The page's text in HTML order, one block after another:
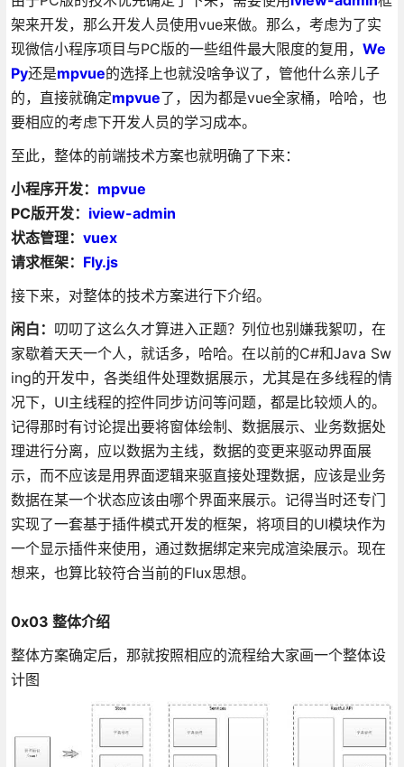
架来开发，那么开发人员使用vue来做。那么，考虑为了实
现微信小程序项目与PC版的一些组件最大限度的复用， We
Py还是mpvue的选择上也就没啥争议了，管他什么亲儿子
的，直接就确定mpvue了，因为都是vue全家桶，哈哈，也
要相应的考虑下开发人员的学习成本。
至此，整体的前端技术方案也就明确了下来：
小程序开发： mpvue
PC版开发： iview-admin
状态管理： vuex
请求框架： Fly.js
接下来，对整体的技术方案进行下介绍。
闲白： 叨叨了这么久才算进入正题？列位也别嫌我絮叨，在
家歇着天天一个人，就话多，哈哈。在以前的C#和Java Sw
ing的开发中，各类组件处理数据展示，尤其是在多线程的情
况下，UI主线程的控件同步访问等问题，都是比较烦人的。
记得那时有讨论提出要将窗体绘制、数据展示、业务数据处
理进行分离，应以数据为主线，数据的变更来驱动界面展
示，而不应该是用界面逻辑来驱直接处理数据，应该是业务
数据在某一个状态应该由哪个界面来展示。记得当时还专门
实现了一套基于插件模式开发的框架，将项目的UI模块作为
一个显示插件来使用，通过数据绑定来完成渲染展示。现在
想来，也算比较符合当前的Flux思想。
0x03 整体介绍
整体方案确定后，那就按照相应的流程给大家画一个整体设
计图